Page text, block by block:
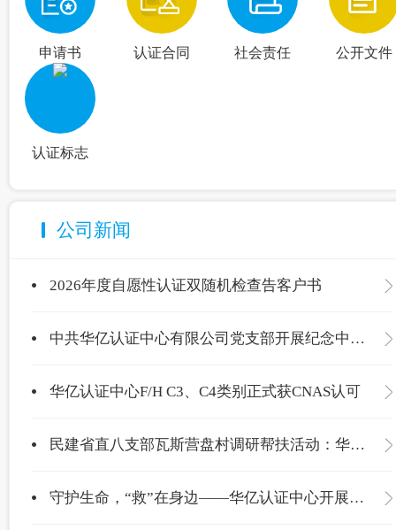
申请书 认证合同 社会责任 公开文件
认证标志
公司新闻
2026年度自愿性认证双随机检查告客户书
中共华亿认证中心有限公司党支部开展纪念中国共产党成立105周年主题党日活动
华亿认证中心F/H C3、C4类别正式获CNAS认可
民建省直八支部瓦斯营盘村调研帮扶活动：华亿认证中心爱心捐赠温暖校园
守护生命，“救”在身边——华亿认证中心开展应急救护专项培训